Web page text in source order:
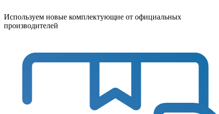
Используем новые комплектующие от официальных
производителей